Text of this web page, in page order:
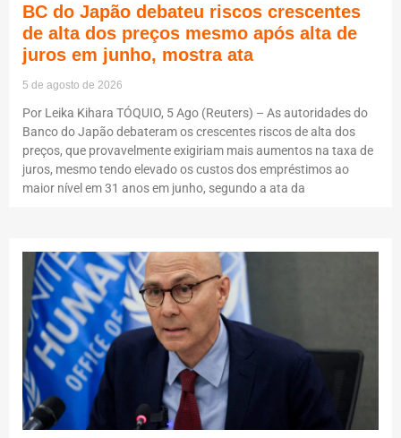
BC do Japão debateu riscos crescentes
de alta dos preços mesmo após alta de
juros em junho, mostra ata
5 de agosto de 2026
Por Leika Kihara TÓQUIO, 5 Ago (Reuters) – As autoridades do
Banco do Japão debateram os crescentes riscos de alta dos
preços, que provavelmente exigiriam mais aumentos na taxa de
juros, mesmo tendo elevado os custos dos empréstimos ao
maior nível em 31 anos em junho, segundo a ata da